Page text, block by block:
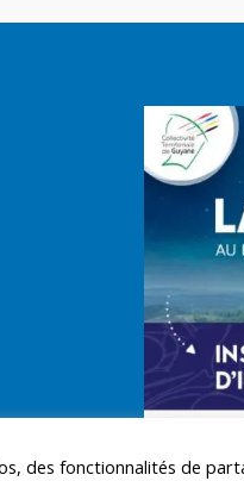
des fonctionnalités de